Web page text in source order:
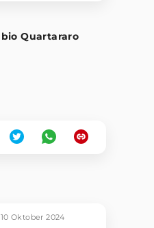
Quartararo
10 Oktober 2024